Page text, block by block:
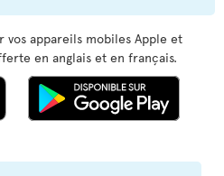
vos appareils mobiles Apple et
en anglais et en français.